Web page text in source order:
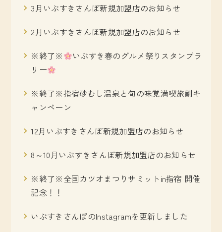
3月いぶすきさんぽ新規加盟店のお知らせ
2月いぶすきさんぽ新規加盟店のお知らせ
※終了※
いぶすき春のグルメ祭りスタンプラ
リー
※終了※指宿砂むし温泉と旬の味覚満喫旅割キ
ャンペーン
12月いぶすきさんぽ新規加盟店のお知らせ
8～10月いぶすきさんぽ新規加盟店のお知らせ
※終了※全国カツオまつりサミットin指宿 開催
記念！！
いぶすきさんぽのInstagramを更新しました